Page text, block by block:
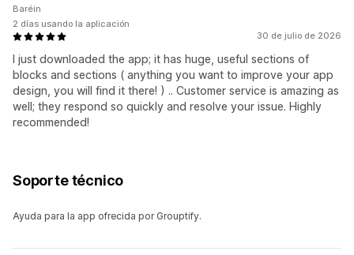
30 de julio de 2026
I just downloaded the app; it has huge, useful sections of
blocks and sections ( anything you want to improve your app
design, you will find it there! ) .. Customer service is amazing as
well; they respond so quickly and resolve your issue. Highly
recommended!
Baréin
2 días usando la aplicación
Soporte técnico
Ayuda para la app ofrecida por Grouptify.